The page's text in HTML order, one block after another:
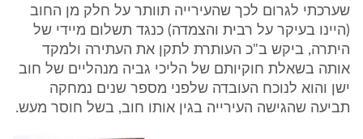
שערכתי לגרום לכך שהעירייה תוותר על חלק מן החוב
(היינו בעיקר על רבית והצמדה) כנגד תשלום מיידי של
היתרה, ביקש ב"כ העותרת לתקן את העתירה ולמקד
אותה בשאלת חוקיותם של הליכי גביה מנהליים של חוב
ישן והוא לנוכח העובדה שלפני מספר שנים נמחקה
תביעה שהגישה העירייה בגין אותו חוב, בשל חוסר מעש.